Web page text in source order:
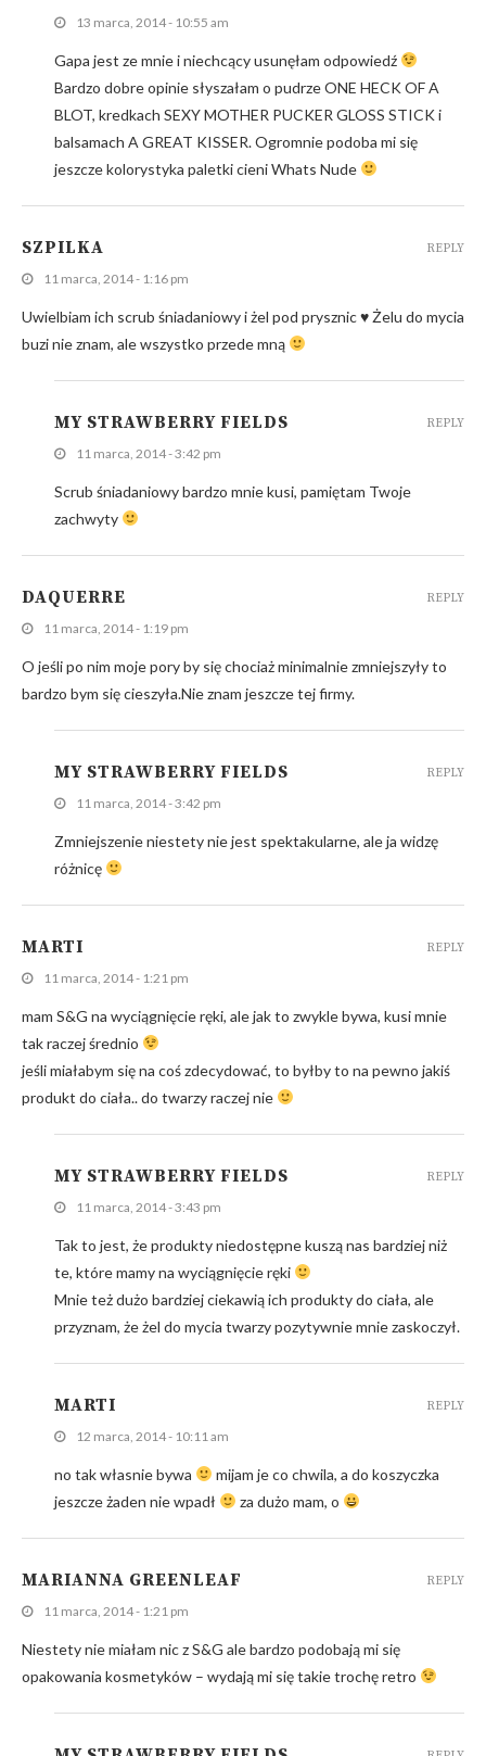
13 marca, 2014 - 10:55 am
Gapa jest ze mnie i niechcący usunęłam odpowiedź
Bardzo dobre opinie słyszałam o pudrze ONE HECK OF A
BLOT, kredkach SEXY MOTHER PUCKER GLOSS STICK i
balsamach A GREAT KISSER. Ogromnie podoba mi się
jeszcze kolorystyka paletki cieni Whats Nude
SZPILKA
11 marca, 2014 - 1:16 pm
Uwielbiam ich scrub śniadaniowy i żel pod prysznic♥Żelu do mycia
buzi nie znam, ale wszystko przede mną
REPLY
MY STRAWBERRY FIELDS
11 marca, 2014 - 3:42 pm
Scrub śniadaniowy bardzo mnie kusi, pamiętam Twoje
zachwyty
REPLY
DAQUERRE
11 marca, 2014 - 1:19 pm
O jeśli po nim moje pory by się chociaż minimalnie zmniejszyły to
bardzo bym się cieszyła.Nie znam jeszcze tej firmy.
REPLY
MY STRAWBERRY FIELDS
11 marca, 2014 - 3:42 pm
Zmniejszenie niestety nie jest spektakularne, ale ja widzę
różnicę
REPLY
MARTI
11 marca, 2014 - 1:21 pm
mam S&G na wyciągnięcie ręki, ale jak to zwykle bywa, kusi mnie
tak raczej średnio
jeśli miałabym się na coś zdecydować, to byłby to na pewno jakiś
produkt do ciała.. do twarzy raczej nie
REPLY
MY STRAWBERRY FIELDS
11 marca, 2014 - 3:43 pm
Tak to jest, że produkty niedostępne kuszą nas bardziej niż
te, które mamy na wyciągnięcie ręki
Mnie też dużo bardziej ciekawią ich produkty do ciała, ale
przyznam, że żel do mycia twarzy pozytywnie mnie zaskoczył.
REPLY
MARTI
12 marca, 2014 - 10:11 am
no tak własnie bywa
mijam je co chwila, a do koszyczka
jeszcze żaden nie wpadł
za dużo mam, o
REPLY
MARIANNA GREENLEAF
11 marca, 2014 - 1:21 pm
Niestety nie miałam nic z S&G ale bardzo podobają mi się
opakowania kosmetyków – wydają mi się takie trochę retro
REPLY